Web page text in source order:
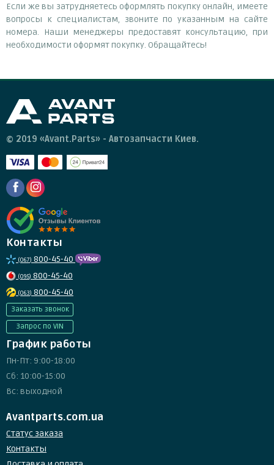
Если же вы затрудняетесь оформлять покупку онлайн, имеете
вопросы к специалистам, звоните по указанным на сайте
номера. Наши менеджеры предоставят консультацию, при
необходимости оформят покупку. Обращайтесь!
© 2019 «Avant.Parts» - Автозапчасти Киев.
Контакты
(067) 800-45-40
(095) 800-45-40
(063) 800-45-40
Заказать звонок
Запрос по VIN
График работы
Пн-Пт: 9:00-18:00
Сб: 10:00-15:00
Вс: выходной
Avantparts.com.ua
Статус заказа
Контакты